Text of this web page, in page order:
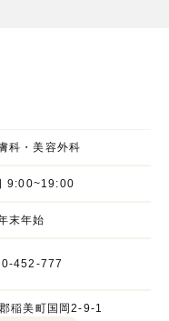
科・美容外科
9:00~19:00
末年始
452-777
稲美町国岡2-9-1